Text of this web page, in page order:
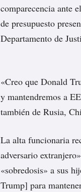
comparecencia ante
de presupuesto
Departamento de
«Creo que Donald
y mantendremos a
también de Rusia,
La alta funcionaria
adversario
«sobredosis» a sus
Trump] para